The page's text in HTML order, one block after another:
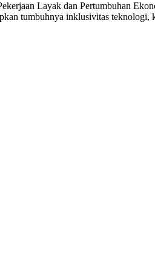
Layak dan Pertumbuhan
tumbuhnya inklusivitas teknologi,